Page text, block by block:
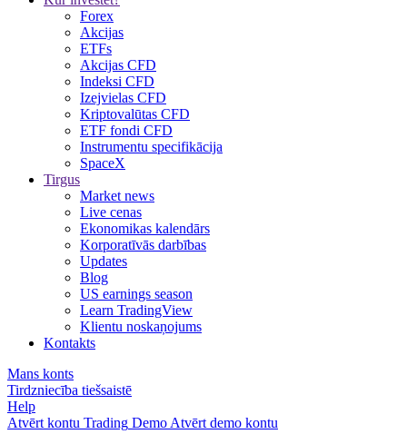
Forex
Akcijas
ETFs
Akcijas CFD
Indeksi CFD
Izejvielas CFD
Kriptovalūtas CFD
ETF fondi CFD
Instrumentu specifikācija
SpaceX
Tirgus
Market news
Live cenas
Ekonomikas kalendārs
Korporatīvās darbības
Updates
Blog
US earnings season
Learn TradingView
Klientu noskaņojums
Kontakts
Mans konts
Tirdzniecība tiešsaistē
Help
Atvērt kontu Trading Demo Atvērt demo kontu